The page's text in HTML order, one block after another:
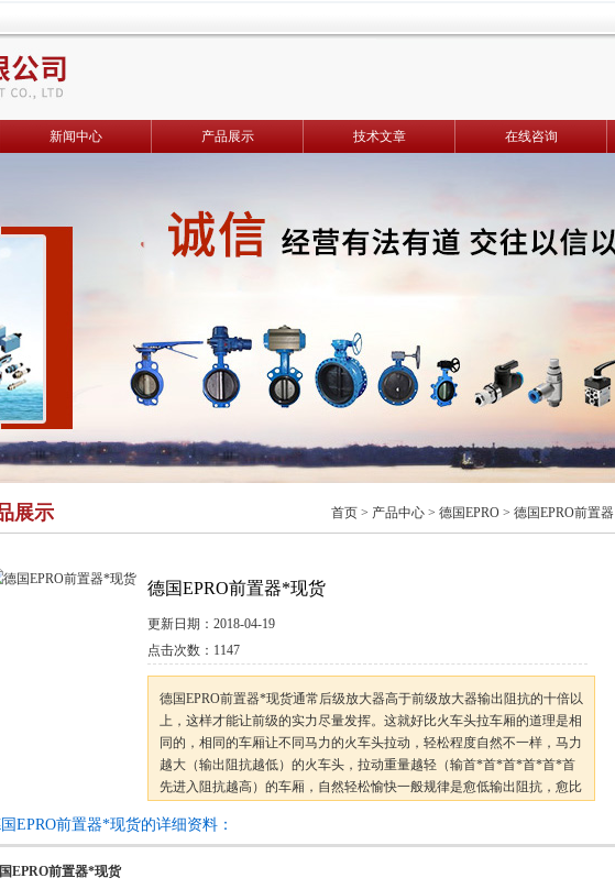
新闻中心 产品展示 技术文章 在线咨询
展示 首页 > 产品中心 > 德国EPRO > 德国EPRO前置器
德国EPRO前置器*现货
更新日期： 2018-04-19
点击次数： 1147
德国EPRO前置器*现货通常后级放大器高于前级放大器输出阻抗的十倍以
上，这样才能让前级的实力尽量发挥。这就好比火车头拉车厢的道理是相
同的，相同的车厢让不同马力的火车头拉动，轻松程度自然不一样，马力
越大（输出阻抗越低）的火车头，拉动重量越轻（输首*首*首*首*首*首
先进入阻抗越高）的车厢，自然轻松愉快一般规律是愈低输出阻抗，愈比
抗，也是比较容易驱动。
EPRO前置器*现货的详细资料：
EPRO前置器*现货